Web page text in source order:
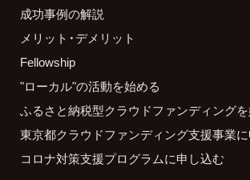
成功事例の解説
メリット・デメリット
Fellowship
"ローカル"の活動を始める
ふるさと納税型クラウドファンディング
東京都クラウドファンディング支援事業
コロナ対策支援プログラムに申し込む